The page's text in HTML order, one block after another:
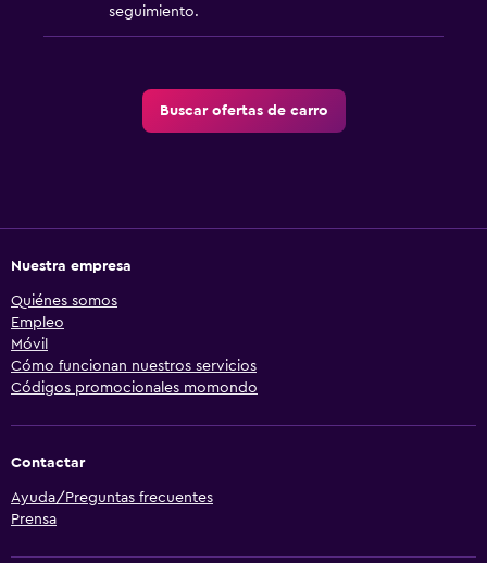
seguimiento.
Buscar ofertas de carro
Nuestra empresa
Quiénes somos
Empleo
Móvil
Cómo funcionan nuestros servicios
Códigos promocionales momondo
Contactar
Ayuda/Preguntas frecuentes
Prensa